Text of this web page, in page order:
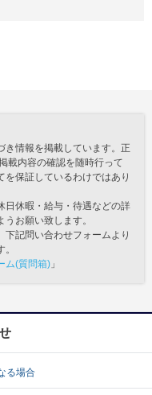
き情報を掲載しています。正
載内容の確認を随時行って
保証しているわけではあり
日休暇・給与・待遇などの詳
お願い致します。
記問い合わせフォームより
ム(質問箱) 」
る場合